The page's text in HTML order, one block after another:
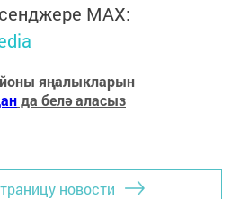
MАХ:
яңалыкларын
да белә аласыз
новости